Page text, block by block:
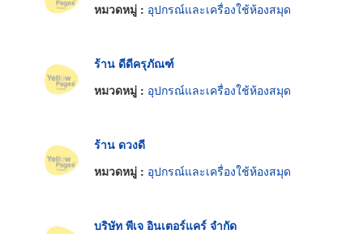
หมวดหมู่ : อุปกรณ์และเครื่องใช้ห้องสมุด
ร้าน ดีดีครุภัณฑ์
หมวดหมู่ : อุปกรณ์และเครื่องใช้ห้องสมุด
ร้าน ดวงดี
หมวดหมู่ : อุปกรณ์และเครื่องใช้ห้องสมุด
บริษัท พีเจ อินเตอร์แคร์ จำกัด